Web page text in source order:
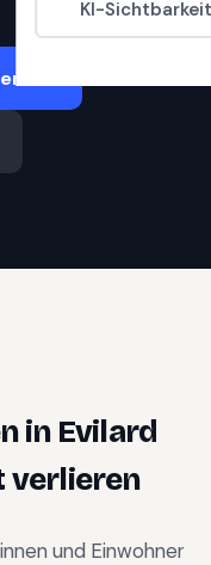
KI-
in Evilard
verlieren
und Einwohner